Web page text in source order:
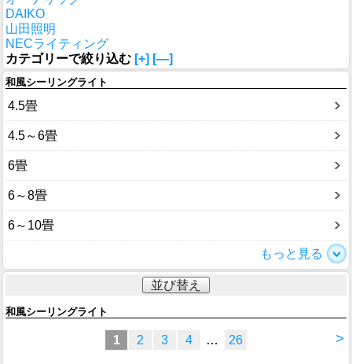
DAIKO
山田照明
NECライティング
カテゴリーで絞り込む [+] [—]
和風シーリングライト
4.5畳
4.5～6畳
6畳
6～8畳
6～10畳
もっと見る
並び替え
和風シーリングライト
>
1 2 3 4 … 26